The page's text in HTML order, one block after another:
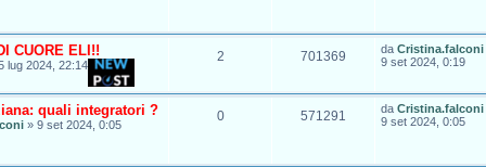
CUORE ELI!!
lug 2024, 22:14
2 701369 da Cristina.falconi
9 set 2024, 0:19
quali integratori ?
» 9 set 2024, 0:05
0 571291 da Cristina.falconi
9 set 2024, 0:05